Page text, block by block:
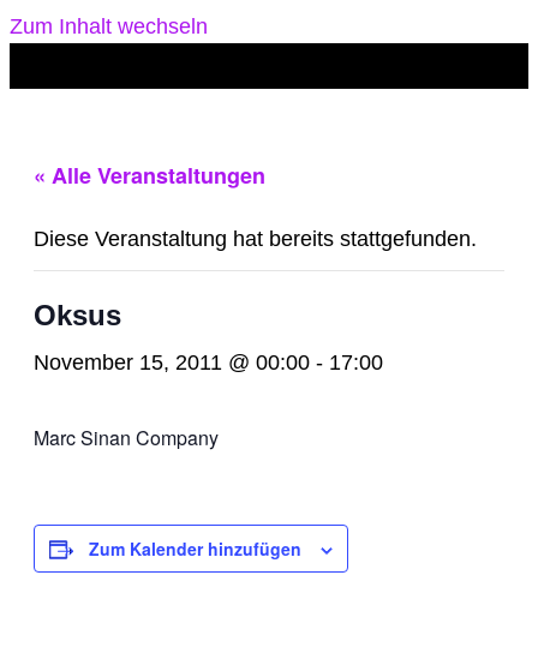
Zum Inhalt wechseln
« Alle Veranstaltungen
Diese Veranstaltung hat bereits stattgefunden.
Oksus
November 15, 2011 @ 00:00 - 17:00
Marc Sinan Company
Zum Kalender hinzufügen